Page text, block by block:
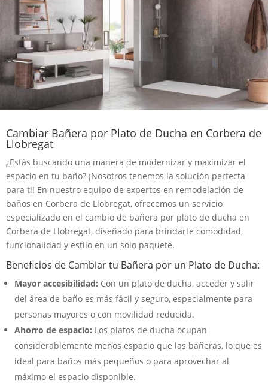
Cambiar Bañera por Plato de Ducha en Corbera de
Llobregat
¿Estás buscando una manera de modernizar y maximizar el
espacio en tu baño? ¡Nosotros tenemos la solución perfecta
para ti! En nuestro equipo de expertos en remodelación de
baños en Corbera de Llobregat, ofrecemos un servicio
especializado en el cambio de bañera por plato de ducha en
Corbera de Llobregat, diseñado para brindarte comodidad,
funcionalidad y estilo en un solo paquete.
Beneficios de Cambiar tu Bañera por un Plato de Ducha:
Mayor accesibilidad: Con un plato de ducha, acceder y salir
del área de baño es más fácil y seguro, especialmente para
personas mayores o con movilidad reducida.
Ahorro de espacio: Los platos de ducha ocupan
considerablemente menos espacio que las bañeras, lo que es
ideal para baños más pequeños o para aprovechar al
máximo el espacio disponible.